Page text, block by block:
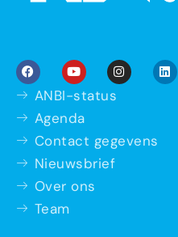
ANBI-status
Agenda
Contact gegevens
Nieuwsbrief
Over ons
Team